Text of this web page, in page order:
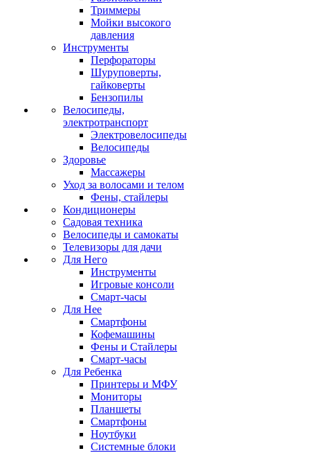
Триммеры
Мойки высокого
давления
Инструменты
Перфораторы
Шуруповерты,
гайковерты
Бензопилы
Велосипеды,
электротранспорт
Электровелосипеды
Велосипеды
Здоровье
Массажеры
Уход за волосами и телом
Фены, стайлеры
Кондиционеры
Садовая техника
Велосипеды и самокаты
Телевизоры для дачи
Для Него
Инструменты
Игровые консоли
Смарт-часы
Для Нее
Смартфоны
Кофемашины
Фены и Стайлеры
Смарт-часы
Для Ребенка
Принтеры и МФУ
Мониторы
Планшеты
Смартфоны
Ноутбуки
Системные блоки